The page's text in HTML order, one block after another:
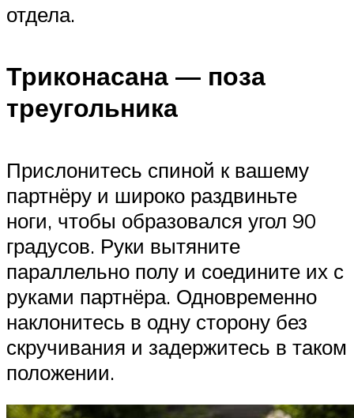
отдела.
Триконасана — поза
треугольника
Прислонитесь спиной к вашему
партнёру и широко раздвиньте
ноги, чтобы образовался угол 90
градусов. Руки вытяните
параллельно полу и соедините их с
руками партнёра. Одновременно
наклонитесь в одну сторону без
скручивания и задержитесь в таком
положении.